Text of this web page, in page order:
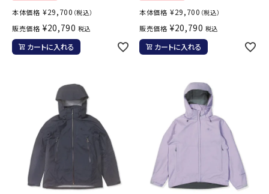
本体価格 ¥29,700 （税込）
販売価格 ¥20,790 税込
カートに入れる
本体価格 ¥29,700 （税込）
販売価格 ¥20,790 税込
カートに入れる